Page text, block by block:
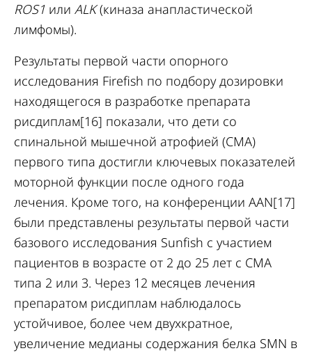
ROS1 или ALK(киназа анапластической
лимфомы).
Результаты первой части опорного
исследования Firefish по подбору дозировки
находящегося в разработке препарата
рисдиплам[16] показали, что дети со
спинальной мышечной атрофией (СМА)
первого типа достигли ключевых показателей
моторной функции после одного года
лечения. Кроме того, на конференции AAN[17]
были представлены результаты первой части
базового исследования Sunfish с участием
пациентов в возрасте от 2 до 25 лет с СМА
типа 2 или 3. Через 12 месяцев лечения
препаратом рисдиплам наблюдалось
устойчивое, более чем двухкратное,
увеличение медианы содержания белка SMN в